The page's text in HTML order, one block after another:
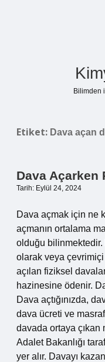
Bilimden
Etiket: Dava açan
Dava Açarken
Tarih: Eylül 24, 2024
Dava açmak için ne
açmanın ortalama
olduğu
olarak veya
açılan fiziksel
hazinesine ödenir.
Dava açtığınızda,
dava ücreti ve
davada ortaya çıkan
Adalet Bakanlığı
yer alır. Davayı